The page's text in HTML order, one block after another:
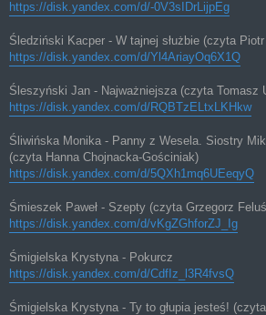
https://disk.yandex.com/d/-0V3sIDrLijpEg
Śledziński Kacper - W tajnej służbie (czyta
https://disk.yandex.com/d/Yl4AriayOq6X1Q
Śleszyński Jan - Najważniejsza (czyta Tomasz
https://disk.yandex.com/d/RQBTzELtxLKHkw
Śliwińska Monika - Panny z Wesela. Siostry
(czyta Hanna Chojnacka-Gościniak)
https://disk.yandex.com/d/5QXh1mq6UEeqyQ
Śmieszek Paweł - Szepty (czyta Grzegorz
https://disk.yandex.com/d/vKgZGhforZJ_Ig
Śmigielska Krystyna - Pokurcz
https://disk.yandex.com/d/CdfIz_l3R4fvsQ
Śmigielska Krystyna - Ty to głupia jesteś!